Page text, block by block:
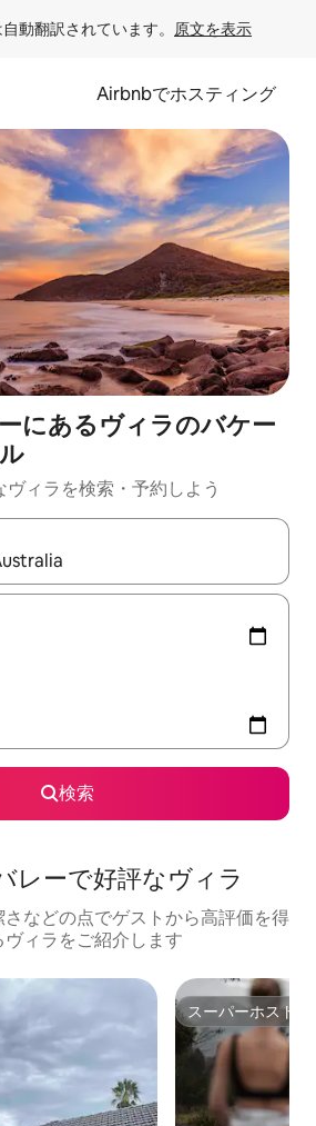
動翻訳されています。 原文を表示
Airbnbでホスティング
にあるヴィラのバケー
ィラを検索・予約しよう
ら、上下の矢印キーを使って移動するか
検索
レーで好評なヴィラ
さなどの点でゲストから高評価を得
ヴィラをご紹介します
スです。 スーパーホスト
スーパーホスト